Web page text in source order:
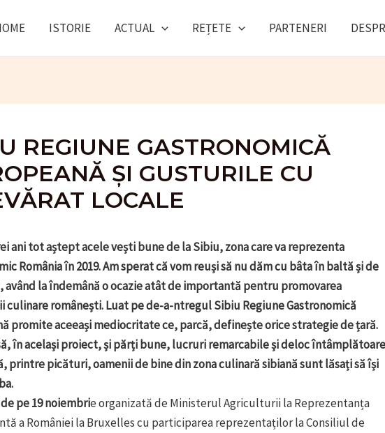
ISTORIE ACTUAL REȚETE PARTENERI
REGIUNE GASTRONOMICĂ
ȘI GUSTURILE CU
LOCALE
ani tot aștept acele vești bune de la Sibiu, zona care va reprezenta
România în 2019. Am sperat că vom reuși să nu dăm cu bâta în baltă și de
având la îndemână o ocazie atât de importantă pentru promovarea
românești. Luat pe de-a-ntregul Sibiu Regiune Gastronomică
promite aceeași mediocritate ce, parcă, definește orice strategie de țară.
în același proiect, și părți bune, lucruri remarcabile și deloc
printre picături, oamenii de bine din zona culinară sibiană sunt lăsați să își
pe 19 noiembrie organizată de Ministerul Agriculturii la Reprezentanța
a României la Bruxelles cu participarea reprezentaților la Consiliul de